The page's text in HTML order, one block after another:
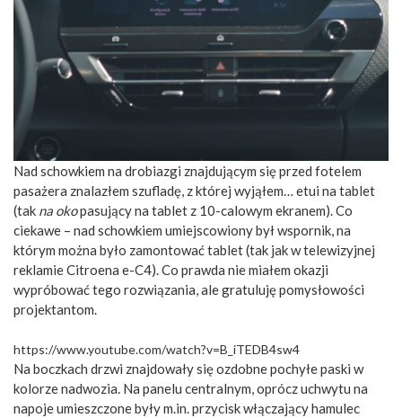
Nad schowkiem na drobiazgi znajdującym się przed fotelem
pasażera znalazłem szufladę, z której wyjąłem… etui na tablet
(tak na okopasujący na tablet z 10-calowym ekranem). Co
ciekawe – nad schowkiem umiejscowiony był wspornik, na
którym można było zamontować tablet (tak jak w telewizyjnej
reklamie Citroena e-C4). Co prawda nie miałem okazji
wypróbować tego rozwiązania, ale gratuluję pomysłowości
projektantom.
https://www.youtube.com/watch?v=B_iTEDB4sw4
Na boczkach drzwi znajdowały się ozdobne pochyłe paski w
kolorze nadwozia. Na panelu centralnym, oprócz uchwytu na
napoje umieszczone były m.in. przycisk włączający hamulec